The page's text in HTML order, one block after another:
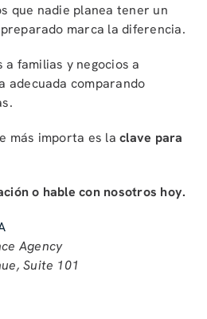
que nadie planea tener un
marca la diferencia.
a familias y negocios a
comparando
más importa es laclave para
o hable con nosotros hoy.
Agency
Suite 101